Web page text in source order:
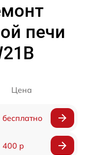
печи
Цена
бесплатно
400 р